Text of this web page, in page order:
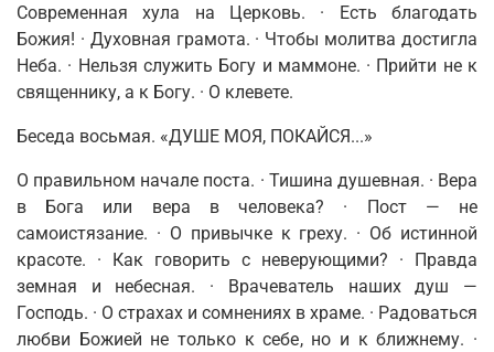
Современная хула на Цер­ковь. · Есть благодать
Божия! · Духовная грамота. · Чтобы молитва достигла
Неба. · Нельзя служить Богу и маммоне. · Прийти не к
священ­нику, а к Богу. · О клевете.
Беседа восьмая. «ДУШЕ МОЯ, ПОКАЙСЯ...»
О правильном начале поста. · Тишина душевная. · Вера
в Бога или вера в человека? · Пост— не
самоистязание. · О привычке к греху. · Об истин­ной
красоте. · Как говорить с неверующими? · Правда
земная и небесная. · Врачеватель наших душ —
Господь. · О страхах и сомнениях в храме. · Радоваться
любви Божией не только к себе, но и к ближнему. ·